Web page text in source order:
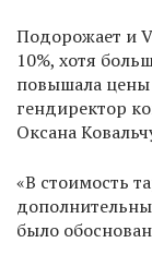
Подорожает и
10%, хотя
повышала цены
гендиректор
Оксана
«В стоимость
было